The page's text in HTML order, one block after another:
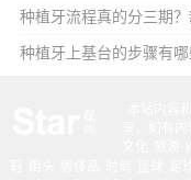
种植牙流程真的分三期
种植牙上基台的步骤有